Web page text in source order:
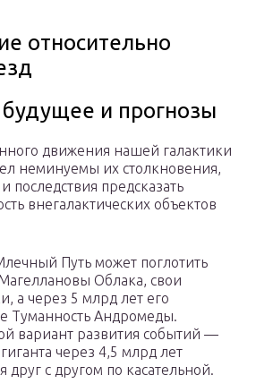
относительно
и прогнозы
движения нашей галактики
неминуемы их столкновения,
последствия предсказать
внегалактических объектов
Путь может поглотить
Облака, свои
а через 5 млрд лет его
Туманность Андромеды.
вариант развития событий —
через 4,5 млрд лет
друг с другом по касательной.